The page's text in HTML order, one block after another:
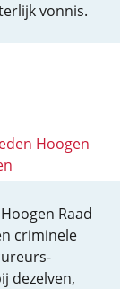
vonnis.
Hoogen
Raad
criminele
dezelven,